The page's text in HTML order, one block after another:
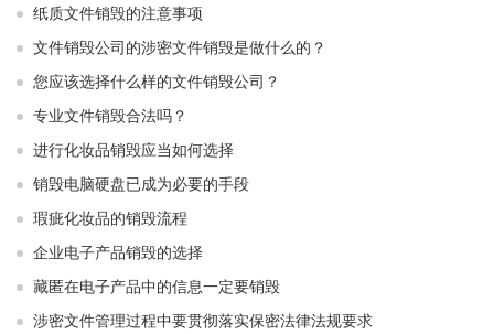
纸质文件销毁的注意事项
文件销毁公司的涉密文件销毁是做什么的？
您应该选择什么样的文件销毁公司？
专业文件销毁合法吗？
进行化妆品销毁应当如何选择
销毁电脑硬盘已成为必要的手段
瑕疵化妆品的销毁流程
企业电子产品销毁的选择
藏匿在电子产品中的信息一定要销毁
涉密文件管理过程中要贯彻落实保密法律法规要求